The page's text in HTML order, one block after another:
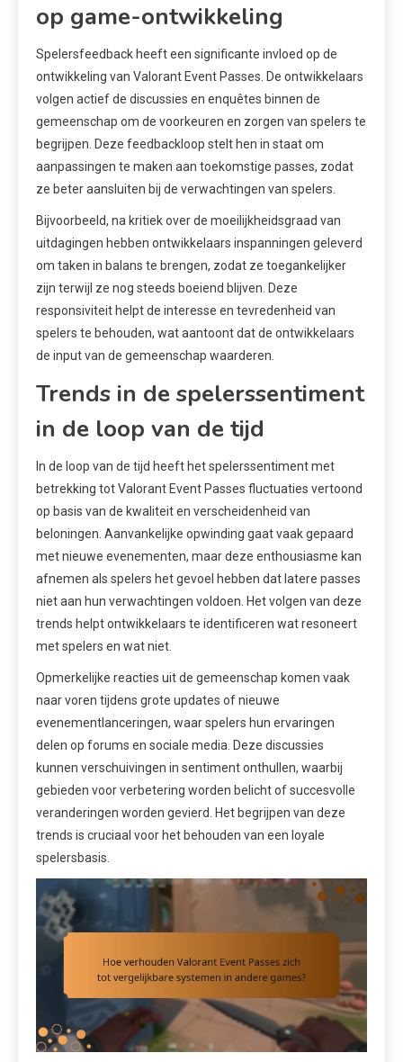
op game-ontwikkeling
Spelersfeedback heeft een significante invloed op de
ontwikkeling van Valorant Event Passes. De ontwikkelaars
volgen actief de discussies en enquêtes binnen de
gemeenschap om de voorkeuren en zorgen van spelers te
begrijpen. Deze feedbackloop stelt hen in staat om
aanpassingen te maken aan toekomstige passes, zodat
ze beter aansluiten bij de verwachtingen van spelers.
Bijvoorbeeld, na kritiek over de moeilijkheidsgraad van
uitdagingen hebben ontwikkelaars inspanningen geleverd
om taken in balans te brengen, zodat ze toegankelijker
zijn terwijl ze nog steeds boeiend blijven. Deze
responsiviteit helpt de interesse en tevredenheid van
spelers te behouden, wat aantoont dat de ontwikkelaars
de input van de gemeenschap waarderen.
Trends in de spelerssentiment
in de loop van de tijd
In de loop van de tijd heeft het spelerssentiment met
betrekking tot Valorant Event Passes fluctuaties vertoond
op basis van de kwaliteit en verscheidenheid van
beloningen. Aanvankelijke opwinding gaat vaak gepaard
met nieuwe evenementen, maar deze enthousiasme kan
afnemen als spelers het gevoel hebben dat latere passes
niet aan hun verwachtingen voldoen. Het volgen van deze
trends helpt ontwikkelaars te identificeren wat resoneert
met spelers en wat niet.
Opmerkelijke reacties uit de gemeenschap komen vaak
naar voren tijdens grote updates of nieuwe
evenementlanceringen, waar spelers hun ervaringen
delen op forums en sociale media. Deze discussies
kunnen verschuivingen in sentiment onthullen, waarbij
gebieden voor verbetering worden belicht of succesvolle
veranderingen worden gevierd. Het begrijpen van deze
trends is cruciaal voor het behouden van een loyale
spelersbasis.